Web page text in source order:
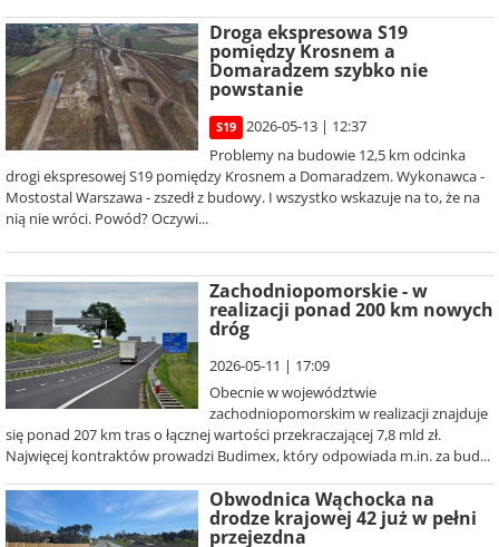
Droga ekspresowa S19
pomiędzy Krosnem a
Domaradzem szybko nie
powstanie
S19
2026-05-13 | 12:37
Problemy na budowie 12,5 km odcinka
drogi ekspresowej S19 pomiędzy Krosnem a Domaradzem. Wykonawca -
Mostostal Warszawa - zszedł z budowy. I wszystko wskazuje na to, że na
nią nie wróci. Powód? Oczywi...
Zachodniopomorskie - w
realizacji ponad 200 km nowych
dróg
2026-05-11 | 17:09
Obecnie w województwie
zachodniopomorskim w realizacji znajduje
się ponad 207 km tras o łącznej wartości przekraczającej 7,8 mld zł.
Najwięcej kontraktów prowadzi Budimex, który odpowiada m.in. za bud...
Obwodnica Wąchocka na
drodze krajowej 42 już w pełni
przejezdna